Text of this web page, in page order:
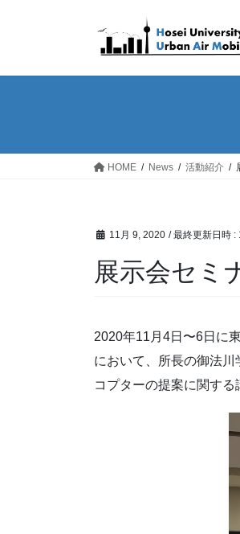
HOME News 活動紹介
11月 9, 2020 / 最終更新日時 :
展示会セミ
2020年11月4日〜6日に
において、所長の御法
コプターの提案に関する